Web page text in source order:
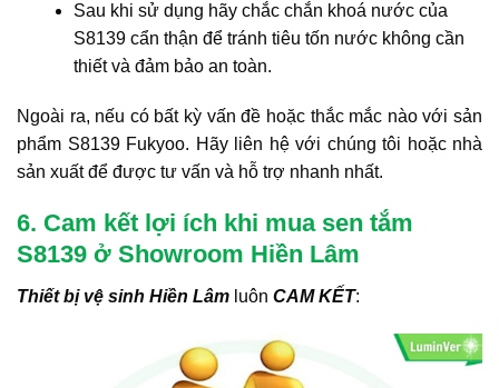
Sau khi sử dụng hãy chắc chắn khoá nước của
S8139 cẩn thận để tránh tiêu tốn nước không cần
thiết và đảm bảo an toàn.
Ngoài ra, nếu có bất kỳ vấn đề hoặc thắc mắc nào với sản
phẩm S8139 Fukyoo. Hãy liên hệ với chúng tôi hoặc nhà
sản xuất để được tư vấn và hỗ trợ nhanh nhất.
6. Cam kết lợi ích khi mua sen tắm
S8139 ở Showroom Hiền Lâm
Thiết bị vệ sinh Hiền Lâm luôn CAM KẾT: